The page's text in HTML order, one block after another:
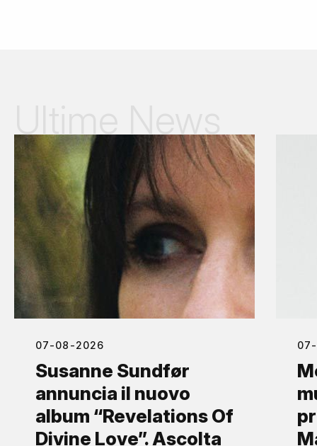
07-08-2026
Susanne Sundfør
annuncia il nuovo
album “Revelations Of
Divine Love”. Ascolta